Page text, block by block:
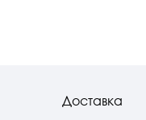
Доставка